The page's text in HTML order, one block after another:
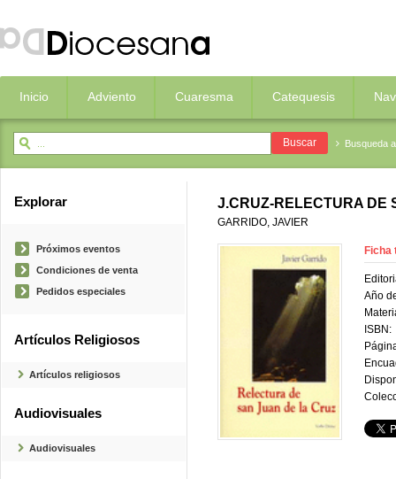
Inicio Adviento Cuaresma Catequesis
Busqueda
Explorar
Próximos eventos
Condiciones de venta
Pedidos especiales
Artículos Religiosos
Artículos religiosos
Audiovisuales
Audiovisuales
J.CRUZ-RELECTURA DE
GARRIDO, JAVIER
Ficha
Año
ISBN: